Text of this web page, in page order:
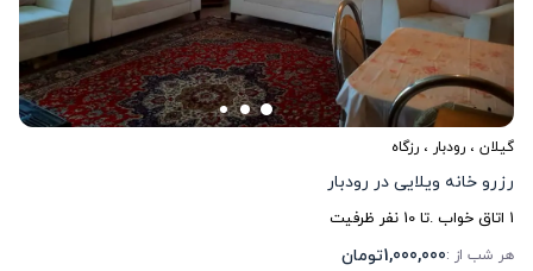
گیلان ، رودبار ، رزگاه
رزرو خانه ویلایی در رودبار
1 اتاق خواب .تا10 نفر ظرفیت
هر شب از :1,000,000تومان